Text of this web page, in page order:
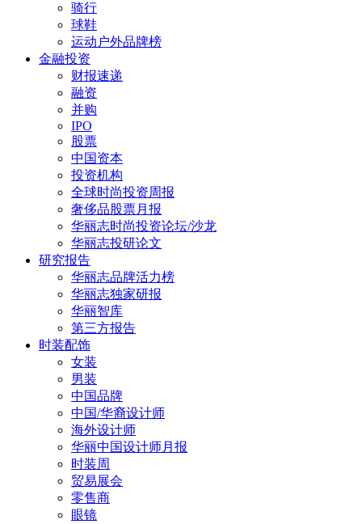
骑行
球鞋
运动户外品牌榜
金融投资
财报速递
融资
并购
IPO
股票
中国资本
投资机构
全球时尚投资周报
奢侈品股票月报
华丽志时尚投资论坛/沙龙
华丽志投研论文
研究报告
华丽志品牌活力榜
华丽志独家研报
华丽智库
第三方报告
时装配饰
女装
男装
中国品牌
中国/华裔设计师
海外设计师
华丽中国设计师月报
时装周
贸易展会
零售商
眼镜